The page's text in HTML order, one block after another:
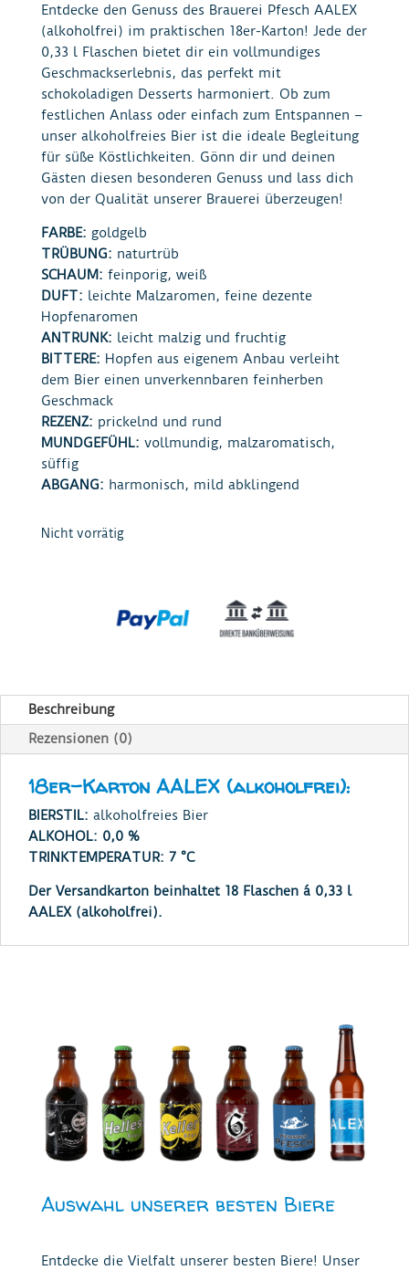
Entdecke den Genuss des Brauerei Pfesch AALEX
(alkoholfrei) im praktischen 18er-Karton! Jede der
0,33 l Flaschen bietet dir ein vollmundiges
Geschmackserlebnis, das perfekt mit
schokoladigen Desserts harmoniert. Ob zum
festlichen Anlass oder einfach zum Entspannen –
unser alkoholfreies Bier ist die ideale Begleitung
für süße Köstlichkeiten. Gönn dir und deinen
Gästen diesen besonderen Genuss und lass dich
von der Qualität unserer Brauerei überzeugen!
FARBE: goldgelb
TRÜBUNG: naturtrüb
SCHAUM: feinporig, weiß
DUFT: leichte Malzaromen, feine dezente
Hopfenaromen
ANTRUNK: leicht malzig und fruchtig
BITTERE: Hopfen aus eigenem Anbau verleiht
dem Bier einen unverkennbaren feinherben
Geschmack
REZENZ: prickelnd und rund
MUNDGEFÜHL: vollmundig, malzaromatisch,
süffig
ABGANG: harmonisch, mild abklingend
Nicht vorrätig
Beschreibung
Rezensionen (0)
18er-Karton AALEX (alkoholfrei):
BIERSTIL: alkoholfreies Bier
ALKOHOL: 0,0 %
TRINKTEMPERATUR: 7 °C
Der Versandkarton beinhaltet 18 Flaschen á 0,33 l
AALEX (alkoholfrei).
Auswahl unserer besten Biere
Entdecke die Vielfalt unserer besten Biere! Unser